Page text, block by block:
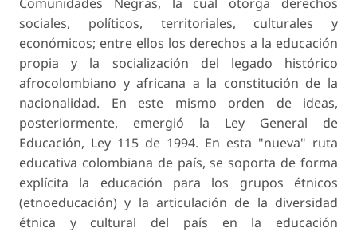
sociales, políticos, territoriales, culturales y
económicos; entre ellos los derechos a la educación
propia y la socialización del legado histórico
afrocolombiano y africana a la constitución de la
nacionalidad. En este mismo orden de ideas,
posteriormente, emergió la Ley General de
Educación, Ley 115 de 1994. En esta "nueva" ruta
educativa colombiana de país, se soporta de forma
explícita la educación para los grupos étnicos
(etnoeducación) y la articulación de la diversidad
étnica y cultural del país en la educación